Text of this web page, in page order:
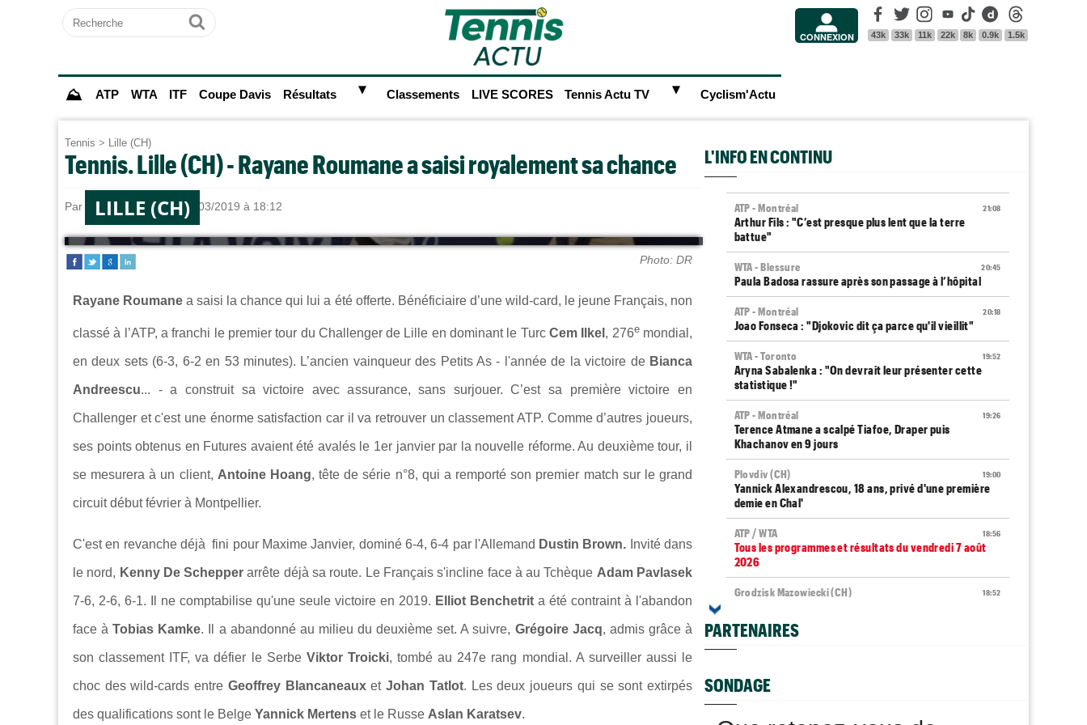
Recherche
Ok CONNEXION
Facebook
43k
Twitter
33k
Instagram
11k
Youtube
22k
Tik Tok
8k
Dailymotion
0.9k 1.5k
⛰ ATP WTA ITF Coupe Davis Résultats ► Classements LIVE SCORES Tennis Actu TV ► Cyclism'Actu
Tennis > Lille (CH)
Tennis. Lille (CH) - Rayane Roumane a saisi royalement sa chance
Par Jules HÉRODEle 18/03/2019 à 18:12
LILLE (CH)
Photo: DR
Rayane Roumanea saisi la chance qui lui a été offerte. Bénéficiaire d’une wild-card, le jeune Français, non
classé à l’ATP, a franchi le premier tour du Challenger de Lille en dominant le TurcCem Ilkel , 276emondial,
en deux sets (6-3, 6-2 en 53 minutes). L’ancien vainqueur des Petits As - l'année de la victoire de Bianca
Andreescu... - a construit sa victoire avec assurance, sans surjouer. C’est sa première victoire en
Challenger et c'est une énorme satisfaction car il va retrouver un classement ATP. Comme d’autres joueurs,
ses points obtenus en Futures avaient été avalés le 1er janvier par la nouvelle réforme. Au deuxième tour, il
se mesurera à un client, Antoine Hoang, tête de série n°8, qui a remporté son premier match sur le grand
circuit début février à Montpellier.
C'est en revanche déjà fini pour Maxime Janvier, dominé 6-4, 6-4 par l'Allemand Dustin Brown. Invité dans
le nord, Kenny De Schepper arrête déjà sa route. Le Français s'incline face à au Tchèque Adam Pavlasek
7-6, 2-6, 6-1. Il ne comptabilise qu'une seule victoire en 2019. Elliot Benchetrit a été contraint à l'abandon
face àTobias Kamke. Il a abandonné au milieu du deuxième set. A suivre, Grégoire Jacq, admis grâce à
son classement ITF, va défier le Serbe Viktor Troicki, tombé au 247e rang mondial. A surveiller aussi le
choc des wild-cards entre Geoffrey BlancaneauxetJohan Tatlot. Les deux joueurs qui se sont extirpés
des qualifications sont le Belge Yannick Mertens et le Russe Aslan Karatsev.
L'INFO EN CONTINU
21:08
ATP - Montréal
Arthur Fils : "C’est presque plus lent que la terre
battue"
20:45
WTA - Blessure
Paula Badosa rassure après son passage à l’hôpital
20:18
ATP - Montréal
Joao Fonseca : "Djokovic dit ça parce qu'il vieillit"
19:52
WTA - Toronto
Aryna Sabalenka : "On devrait leur présenter cette
statistique !"
19:26
ATP - Montréal
Terence Atmane a scalpé Tiafoe, Draper puis
Khachanov en 9 jours
19:00
Plovdiv (CH)
Yannick Alexandrescou, 18 ans, privé d'une première
demie en Chal'
18:56
ATP / WTA
Tous les programmes et résultats du vendredi 7 août
2026
18:52
Grodzisk Mazowiecki (CH)
ATP - Montréal
Terence Atmane - Mensik : à quelle heure et où voir le
Istanbul (CH)
Deux Français dans le dernier carré en Turquie
PARTENAIRES
SONDAGE